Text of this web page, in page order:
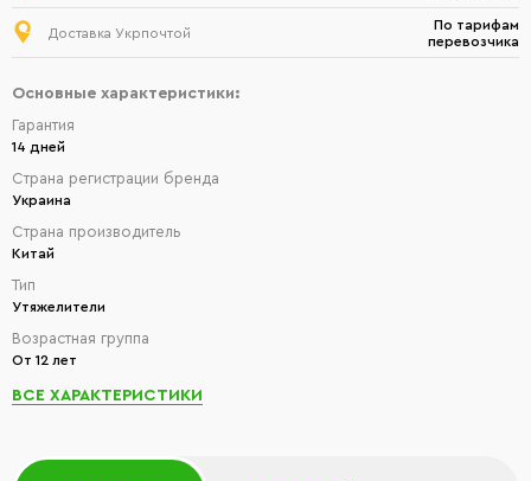
Доставка Укрпочтой
По тарифам
перевозчика
Основные характеристики:
Гарантия
14 дней
Страна регистрации бренда
Украина
Страна производитель
Китай
Тип
Утяжелители
Возрастная группа
От 12 лет
ВСЕ ХАРАКТЕРИСТИКИ